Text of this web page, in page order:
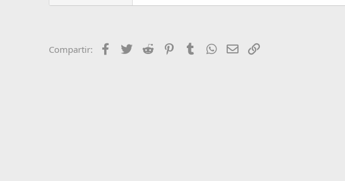
o
Compartir: Facebook
Twitter Reddit PinterestTumblrWhatsAppCorreo electrónico